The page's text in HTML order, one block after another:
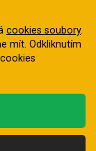
cookies soubory.
mít. Odkliknutím